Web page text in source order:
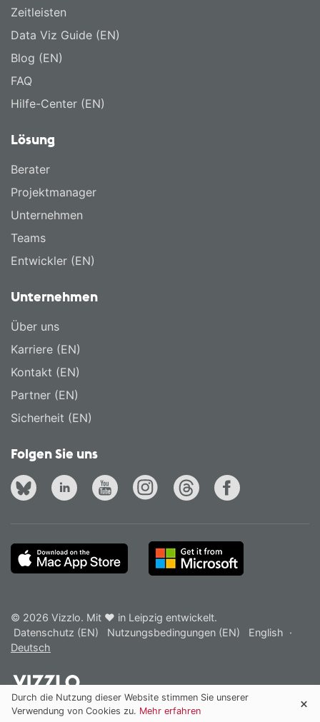
Zeitleisten
Data Viz Guide (EN)
Blog (EN)
FAQ
Hilfe-Center (EN)
Lösung
Berater
Projektmanager
Unternehmen
Teams
Entwickler (EN)
Unternehmen
Über uns
Karriere (EN)
Kontakt (EN)
Partner (EN)
Sicherheit (EN)
Folgen Sie uns
© 2026 Vizzlo. Mit ❤ in Leipzig entwickelt.
Datenschutz (EN)
Nutzungsbedingungen (EN) English ·
Deutsch
Durch die Nutzung dieser Website stimmen Sie unserer
Verwendung von Cookies zu. Mehr erfahren